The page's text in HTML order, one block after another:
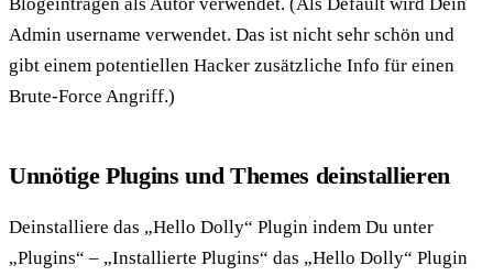
Admin username verwendet. Das ist nicht sehr schön und
gibt einem potentiellen Hacker zusätzliche Info für einen
Brute-Force Angriff.)
Unnötige Plugins und Themes deinstallieren
Deinstalliere das „Hello Dolly“ Plugin indem Du unter
„Plugins“ – „Installierte Plugins“ das „Hello Dolly“ Plugin